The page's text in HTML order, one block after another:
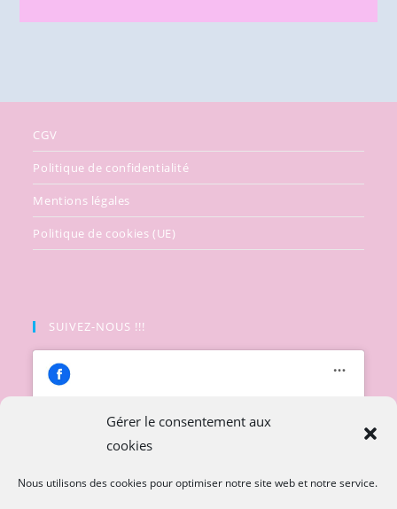
Gérer le consentement aux
cookies
Nous utilisons des cookies pour optimiser notre site web et notre service.
CGV
Politique de confidentialité
Mentions légales
Politique de cookies (UE)
SUIVEZ-NOUS !!!
marketing et activer ce contenu